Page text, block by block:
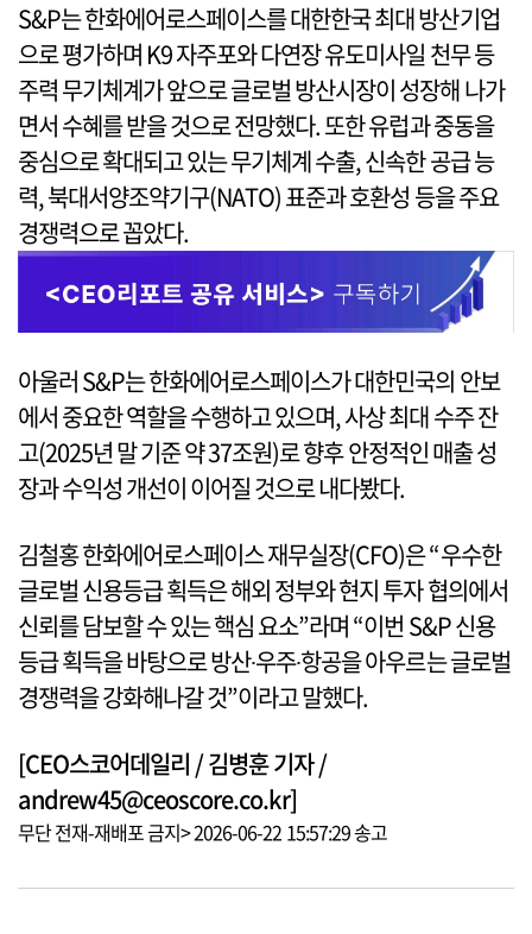
S&P는 한화에어로스페이스를 대한한국 최대 방산기업
으로 평가하며 K9 자주포와 다연장 유도미사일 천무 등
주력 무기체계가 앞으로 글로벌 방산시장이 성장해 나가
면서 수혜를 받을 것으로 전망했다. 또한 유럽과 중동을
중심으로 확대되고 있는 무기체계 수출, 신속한 공급 능
력, 북대서양조약기구(NATO) 표준과 호환성 등을 주요
경쟁력으로 꼽았다.
아울러 S&P는 한화에어로스페이스가 대한민국의 안보
에서 중요한 역할을 수행하고 있으며, 사상 최대 수주 잔
고(2025년 말 기준 약 37조원)로 향후 안정적인 매출 성
장과 수익성 개선이 이어질 것으로 내다봤다.
김철홍 한화에어로스페이스 재무실장(CFO)은 “우수한
글로벌 신용등급 획득은 해외 정부와 현지 투자 협의에서
신뢰를 담보할 수 있는 핵심 요소”라며 “이번 S&P 신용
등급 획득을 바탕으로 방산∙우주∙항공을 아우르는 글로벌
경쟁력을 강화해나갈 것”이라고 말했다.
[CEO스코어데일리 / 김병훈 기자 /
andrew45@ceoscore.co.kr]
무단 전재-재배포 금지> 2026-06-22 15:57:29 송고